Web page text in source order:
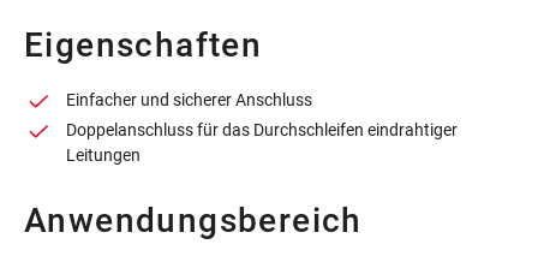
Eigenschaften
Einfacher und sicherer Anschluss
Doppelanschluss für das Durchschleifen eindrahtiger
Leitungen
Anwendungsbereich